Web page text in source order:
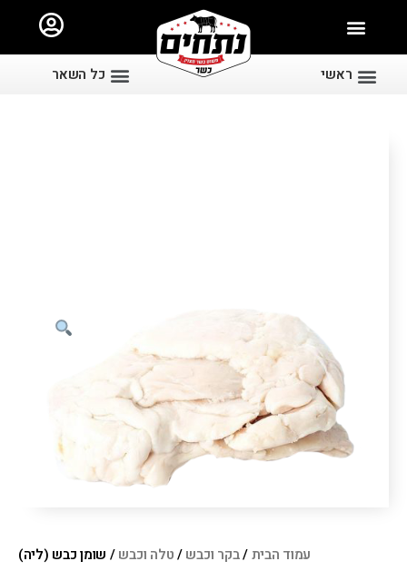
ראשי כל השאר
עמוד הבית/בקר וכבש/טלה וכבש/ שומן כבש (ליה)